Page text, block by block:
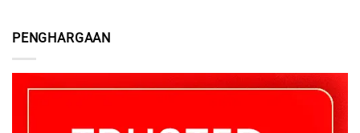
PENGHARGAAN